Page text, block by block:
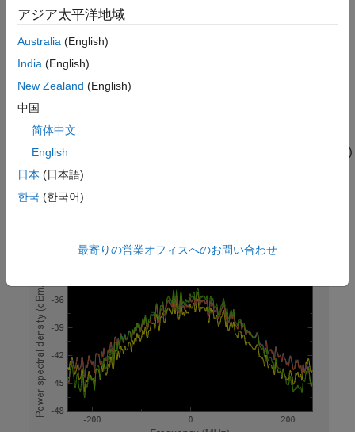
Simulation Results
In the first three systems, an amplifier with S-parameters taken
from the default.s2p data file is cascaded with different types of
transmission lines. The fourth system represents the amplifier
itself.
The following figure shows the equivalent baseband frequency
response of four RF systems ranging from 1.85 GHz (-250 MHz)
to 2.35 GHz (250 MHz).
Fig. 2 Frequency response:
アジア太平洋地域
Australia (English)
India (English)
New Zealand (English)
中国
简体中文
English
日本 (日本語)
한국 (한국어)
最寄りの営業オフィスへのお問い合わせ